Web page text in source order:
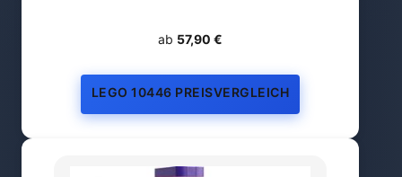
ab 57,90 €
LEGO 10446 PREISVERGLEICH